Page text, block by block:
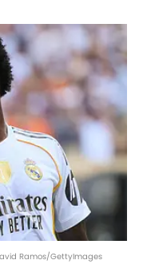
Ramos/GettyImages